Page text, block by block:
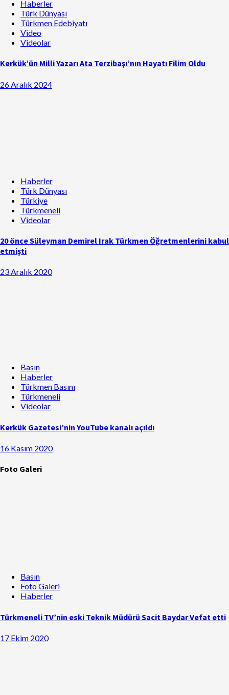
Haberler
Türk Dünyası
Türkmen Edebiyatı
Video
Videolar
Kerkük’ün Milli Yazarı Ata Terzibaşı’nın Hayatı Filim Oldu
26 Aralık 2024
Haberler
Türk Dünyası
Türkiye
Türkmeneli
Videolar
20 önce Süleyman Demirel Irak Türkmen Öğretmenlerini kabul
etmişti
23 Aralık 2020
Basın
Haberler
Türkmen Basını
Türkmeneli
Videolar
Kerkük Gazetesi’nin YouTube kanalı açıldı
16 Kasım 2020
Foto Galeri
Basın
Foto Galeri
Haberler
Türkmeneli TV’nin eski Teknik Müdürü Sacit Baydar Vefat etti
17 Ekim 2020